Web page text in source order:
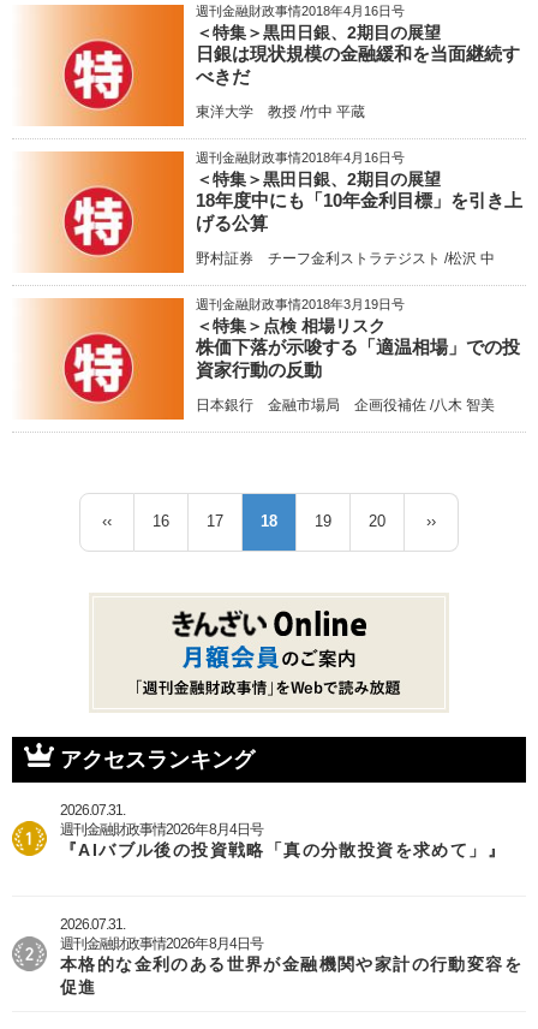
週刊金融財政事情2018年4月16日号
＜特集＞黒田日銀、2期目の展望
日銀は現状規模の金融緩和を当面継続す
べきだ
東洋大学 教授 /竹中 平蔵
週刊金融財政事情2018年4月16日号
＜特集＞黒田日銀、2期目の展望
18年度中にも「10年金利目標」を引き上
げる公算
野村証券 チーフ金利ストラテジスト /松沢 中
週刊金融財政事情2018年3月19日号
＜特集＞点検 相場リスク
株価下落が示唆する「適温相場」での投
資家行動の反動
日本銀行 金融市場局 企画役補佐 /八木 智美
‹‹
16
17
ト
ペ
ー
ジ
18
19
20
››
アクセスランキング
2026.07.31.
週刊金融財政事情2026年8月4日号
『AIバブル後の投資戦略「真の分散投資を求めて」』
2026.07.31.
週刊金融財政事情2026年8月4日号
本格的な金利のある世界が金融機関や家計の行動変容を
促進